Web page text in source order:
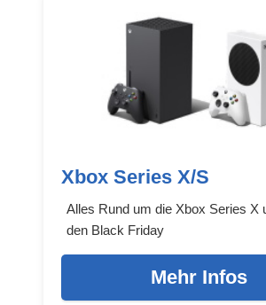
Xbox Series X/S
Alles Rund um die Xbox Series X
den Black Friday
Mehr Infos